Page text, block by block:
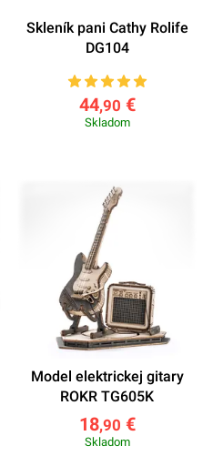
Skleník pani Cathy Rolife
DG104
44,90 €
Skladom
Model elektrickej gitary
ROKR TG605K
18,90 €
Skladom